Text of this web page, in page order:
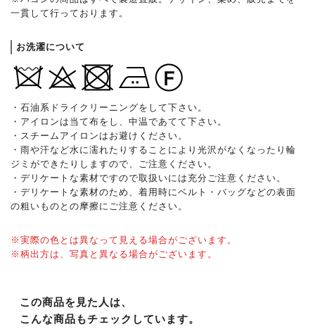
一貫して行っております。
お洗濯について
・石油系ドライクリーニングをして下さい。
・アイロンは当て布をし、中温であてて下さい。
・スチームアイロンはお避けください。
・雨や汗など水に濡れたりすることにより光沢がなくなったり輪
ジミができたりしますので、ご注意ください。
・デリケートな素材ですので取扱いには充分ご注意ください。
・デリケートな素材のため、着用時にベルト・バッグなどの表面
の粗いものとの摩擦にご注意ください。
※実際の色とは異なって見える場合がございます。
※柄出方は、写真と異なる場合がございます。
この商品を見た人は、
こんな商品もチェックしています。